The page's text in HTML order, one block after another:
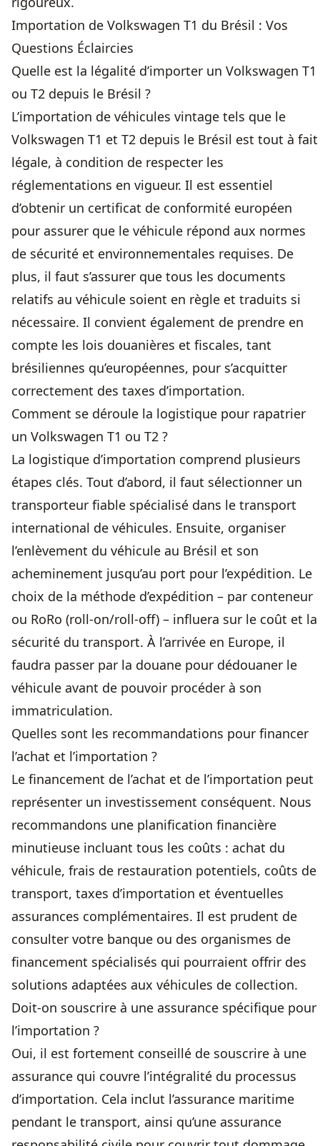
Importation de Volkswagen T1 du Brésil : Vos
Questions Éclaircies
Quelle est la légalité d’importer un Volkswagen T1
ou T2 depuis le Brésil ?
L’importation de véhicules vintage tels que le
Volkswagen T1 et T2 depuis le Brésil est tout à fait
légale, à condition de respecter les
réglementations en vigueur. Il est essentiel
d’obtenir un certificat de conformité européen
pour assurer que le véhicule répond aux normes
de sécurité et environnementales requises. De
plus, il faut s’assurer que tous les documents
relatifs au véhicule soient en règle et traduits si
nécessaire. Il convient également de prendre en
compte les lois douanières et fiscales, tant
brésiliennes qu’européennes, pour s’acquitter
correctement des taxes d’importation.
Comment se déroule la logistique pour rapatrier
un Volkswagen T1 ou T2 ?
La logistique d’importation comprend plusieurs
étapes clés. Tout d’abord, il faut sélectionner un
transporteur fiable spécialisé dans le transport
international de véhicules. Ensuite, organiser
l’enlèvement du véhicule au Brésil et son
acheminement jusqu’au port pour l’expédition. Le
choix de la méthode d’expédition – par conteneur
ou RoRo (roll-on/roll-off) – influera sur le coût et la
sécurité du transport. À l’arrivée en Europe, il
faudra passer par la douane pour dédouaner le
véhicule avant de pouvoir procéder à son
immatriculation.
Quelles sont les recommandations pour financer
l’achat et l’importation ?
Le financement de l’achat et de l’importation peut
représenter un investissement conséquent. Nous
recommandons une planification financière
minutieuse incluant tous les coûts : achat du
véhicule, frais de restauration potentiels, coûts de
transport, taxes d’importation et éventuelles
assurances complémentaires. Il est prudent de
consulter votre banque ou des organismes de
financement spécialisés qui pourraient offrir des
solutions adaptées aux véhicules de collection.
Doit-on souscrire à une assurance spécifique pour
l’importation ?
Oui, il est fortement conseillé de souscrire à une
assurance qui couvre l’intégralité du processus
d’importation. Cela inclut l’assurance maritime
pendant le transport, ainsi qu’une assurance